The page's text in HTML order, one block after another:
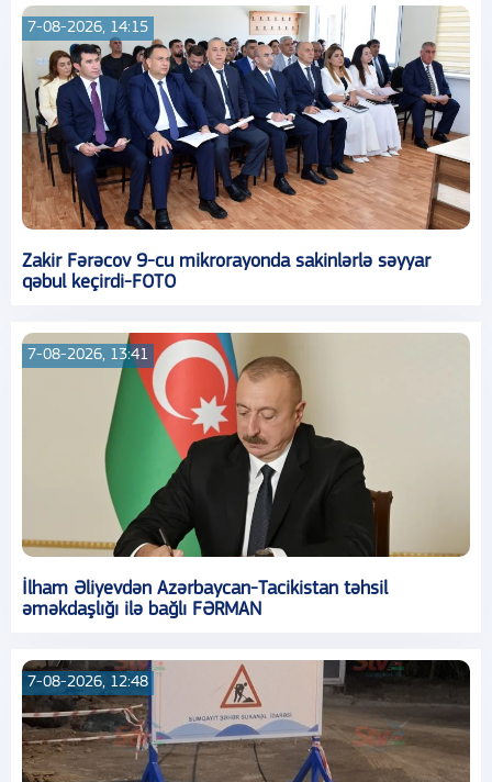
7-08-2026, 14:15
Zakir Fərəcov 9-cu mikrorayonda sakinlərlə səyyar
qəbul keçirdi-FOTO
7-08-2026, 13:41
İlham Əliyevdən Azərbaycan-Tacikistan təhsil
əməkdaşlığı ilə bağlı FƏRMAN
7-08-2026, 12:48